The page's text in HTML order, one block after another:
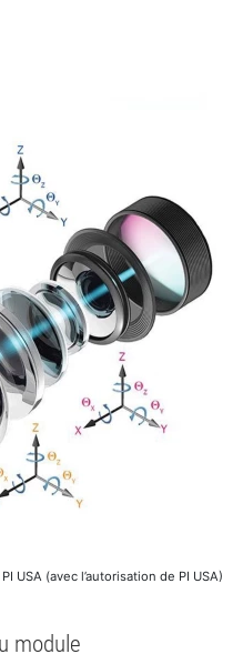
USA (avec l’autorisation de PI USA)
module